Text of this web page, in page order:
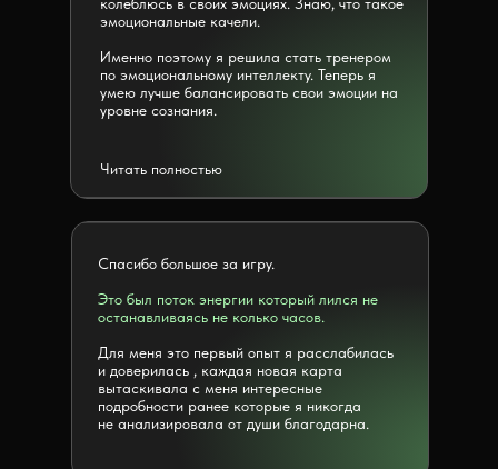
эмоциональные качели.
Именно поэтому я решила стать тренером
по эмоциональному интеллекту. Теперь я
умею лучше балансировать свои эмоции на
уровне сознания.
Читать полностью
Спасибо большое за игру.
Это был поток энергии который лился не
останавливаясь не колько часов.
Для меня это первый опыт я расслабилась
и доверилась , каждая новая карта
вытаскивала с меня интересные
подробности ранее которые я никогда
не анализировала от души благодарна.